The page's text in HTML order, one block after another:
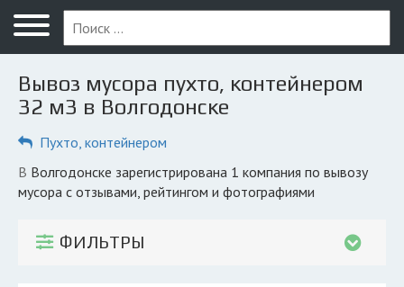
Меню
Главная
Вопрос юристу
Компании
Экоблог
Вывоз мусора пухто, контейнером
32 м3 в Волгодонске
Пухто, контейнером
в Волгодонске зарегистрирована 1 компания по вывозу
мусора с отзывами, рейтингом и фотографиями
ФИЛЬТРЫ